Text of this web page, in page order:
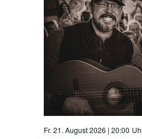
Fr. 21. August 2026 | 20:00